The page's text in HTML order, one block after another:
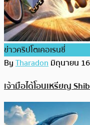
ข่าวคริปโตเคอเรนซี่
ByTharadonมิถุนายน
เจ้ามือได้โอนเหรียญ